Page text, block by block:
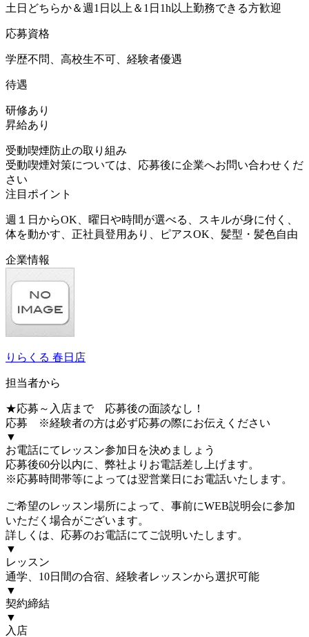
土日どちらか＆週1日以上＆1日1h以上勤務できる方歓迎
応募資格
学歴不問、高校生不可、経験者優遇
待遇
研修あり
昇給あり
受動喫煙防止の取り組み
受動喫煙対策については、応募後に企業へお問い合わせくだ
さい
注目ポイント
週１日からOK、曜日や時間が選べる、スキルが身に付く、
体を動かす、正社員登用あり、ピアスOK、髪型・髪色自由
企業情報
りらくる 春日店
担当者から
★応募～入店まで 応募後の面談なし！
応募 ※経験者の方は必ず応募の際にお伝えください
▼
お電話にてレッスン参加日を決めましょう
応募後60分以内に、弊社よりお電話差し上げます。
※応募時間帯等によっては翌営業日にお電話いたします。
ご希望のレッスン場所によって、事前にWEB説明会に参加
いただく場合がございます。
詳しくは、応募のお電話にてご説明いたします。
▼
レッスン
通学、10日間の合宿、経験者レッスンから選択可能
▼
契約締結
▼
入店